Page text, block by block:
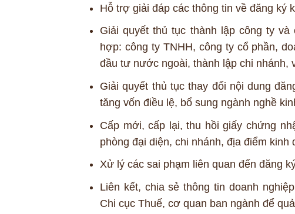
Hỗ trợ giải đáp các thông tin về đăng ký
Giải quyết thủ tục thành lập công ty
hợp: công ty TNHH, công ty cổ phần,
đầu tư nước ngoài, thành lập chi nhánh,
Giải quyết thủ tục thay đổi nội dung
tăng vốn điều lệ, bổ sung ngành nghề
Cấp mới, cấp lại, thu hồi giấy chứng
phòng đại diện, chi nhánh, địa điểm
Xử lý các sai phạm liên quan đến đăng
Liên kết, chia sẻ thông tin doanh
Chi cục Thuế, cơ quan ban ngành để